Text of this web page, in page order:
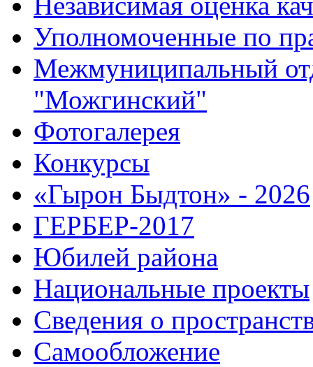
Уполномоченные по
Межмуниципальный
"Можгинский"
Фотогалерея
Конкурсы
«Гырон Быдтон» - 2026
ГЕРБЕР-2017
Юбилей района
Национальные проекты
Сведения о
Самообложение